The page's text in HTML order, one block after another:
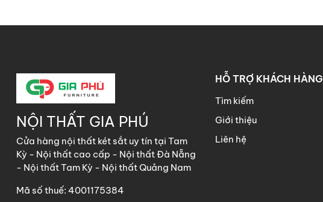
NỘI THẤT GIA PHÚ
Cửa hàng nội thất két sắt uy tín tại Tam
Kỳ - Nội thất cao cấp - Nội thất Đà Nẵng
- Nội thất Tam Kỳ - Nội thất Quảng Nam
Mã số thuế: 4001175384
HỖ TRỢ KHÁCH HÀNG
Tìm kiếm
Giới thiệu
Liên hệ